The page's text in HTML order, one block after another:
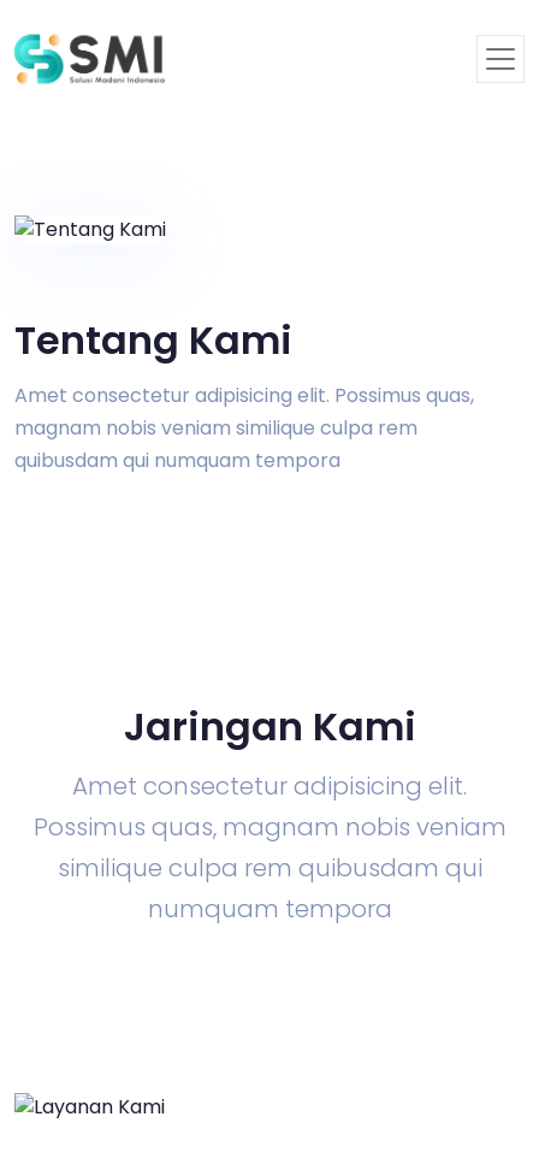
Tentang Kami
Amet consectetur adipisicing elit. Possimus quas,
magnam nobis veniam similique culpa rem
quibusdam qui numquam tempora
Jaringan Kami
Amet consectetur adipisicing elit.
Possimus quas, magnam nobis veniam
similique culpa rem quibusdam qui
numquam tempora